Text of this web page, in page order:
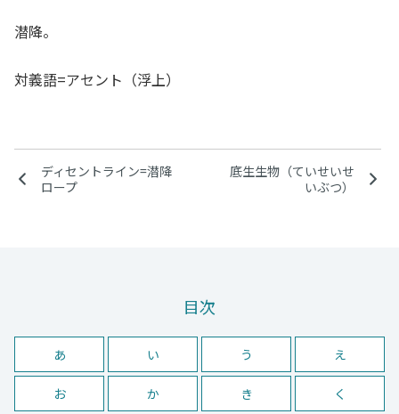
潜降。
対義語=アセント（浮上）
ディセントライン=潜降
ロープ
底生生物（ていせいせ
いぶつ）
目次
あ い う え
お か き く